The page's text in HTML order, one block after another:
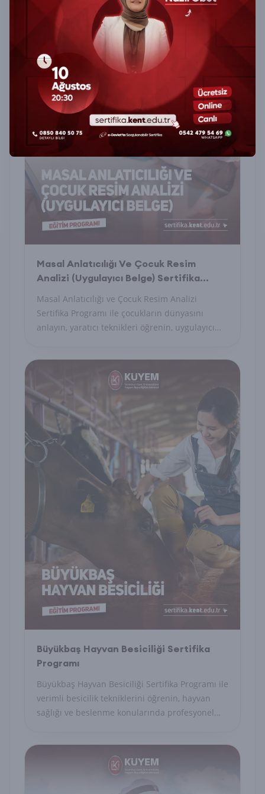
Masal Anlatıcılığı Ve Çocuk Resim
Analizi (Uygulayıcı Belge) Sertifika
Masal Anlatıcılığı ve Çocuk Resim Analizi
Sertifika Programı ile çocukların dünyasını
anlayın, yaratıcı teknikleri öğrenin, uygulayıcı
Büyükbaş Hayvan Besiciliği Sertifika
Programı
Büyükbaş Hayvan Besiciliği Sertifika Programı ile
verimli besicilik tekniklerini öğrenin, hayvan
sağlığı ve beslenme konularında profesyonel